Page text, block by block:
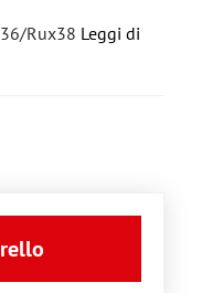
Rux38 Leggi di